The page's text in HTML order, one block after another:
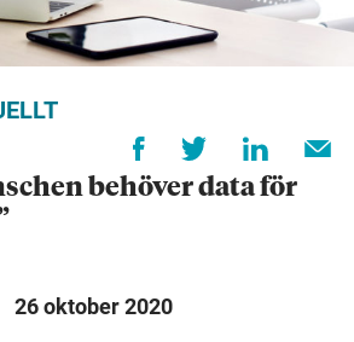
behöver data för
26 oktober 2020